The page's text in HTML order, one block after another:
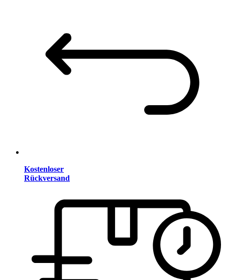
Kostenloser
Rückversand